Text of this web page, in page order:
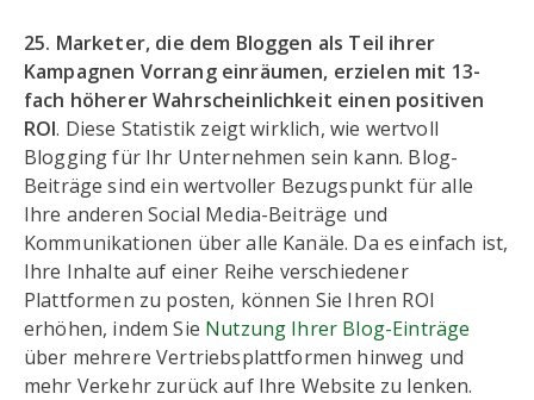
25. Marketer, die dem Bloggen als Teil ihrer
Kampagnen Vorrang einräumen, erzielen mit 13-
fach höherer Wahrscheinlichkeit einen positiven
ROI. Diese Statistik zeigt wirklich, wie wertvoll
Blogging für Ihr Unternehmen sein kann. Blog-
Beiträge sind ein wertvoller Bezugspunkt für alle
Ihre anderen Social Media-Beiträge und
Kommunikationen über alle Kanäle. Da es einfach ist,
Ihre Inhalte auf einer Reihe verschiedener
Plattformen zu posten, können Sie Ihren ROI
erhöhen, indem Sie Nutzung Ihrer Blog-Einträge
über mehrere Vertriebsplattformen hinweg und
mehr Verkehr zurück auf Ihre Website zu lenken.